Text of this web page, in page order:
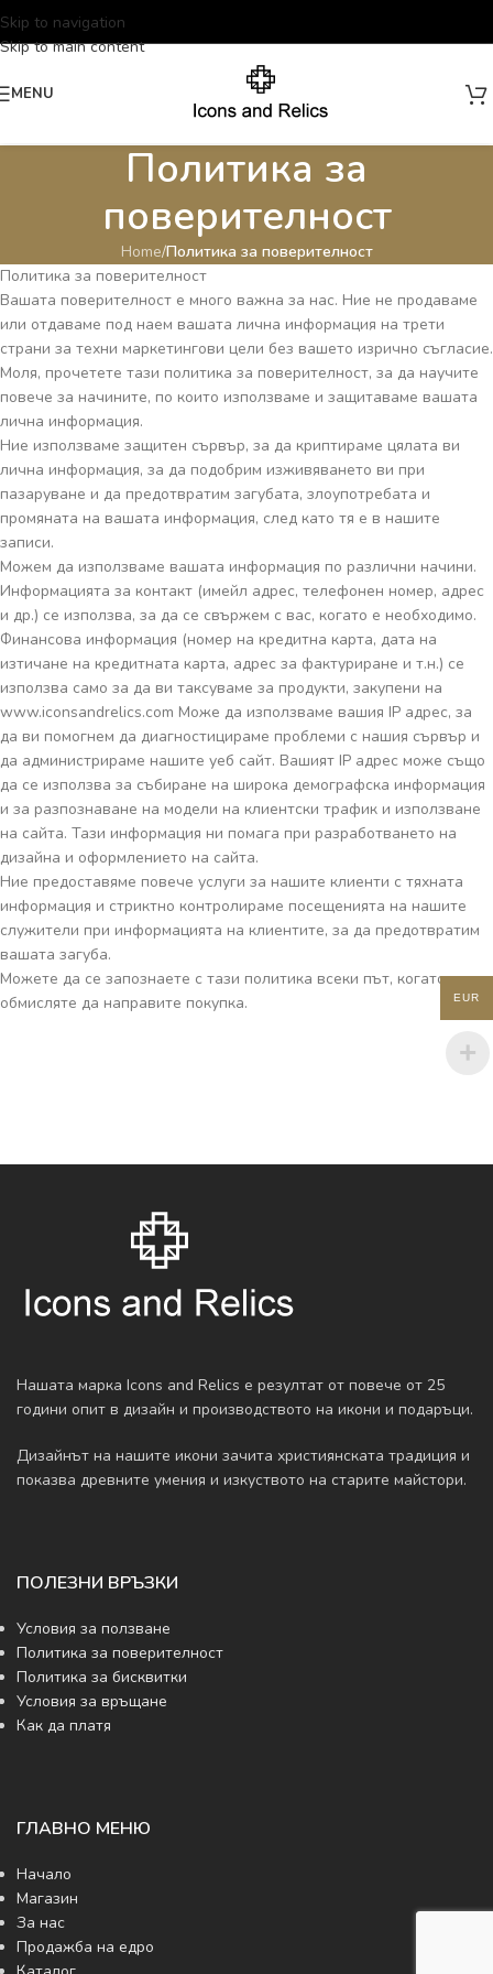
Skip to navigation
Skip to main content
MENU
Политика за
поверителност
Home/Политика за поверителност
Политика за поверителност
Вашата поверителност е много важна за нас. Ние не продаваме
или отдаваме под наем вашата лична информация на трети
страни за техни маркетингови цели без вашето изрично съгласие.
Моля, прочетете тази политика за поверителност, за да научите
повече за начините, по които използваме и защитаваме вашата
лична информация.
Ние използваме защитен сървър, за да криптираме цялата ви
лична информация, за да подобрим изживяването ви при
пазаруване и да предотвратим загубата, злоупотребата и
промяната на вашата информация, след като тя е в нашите
записи.
Можем да използваме вашата информация по различни начини.
Информацията за контакт (имейл адрес, телефонен номер, адрес
и др.) се използва, за да се свържем с вас, когато е необходимо.
Финансова информация (номер на кредитна карта, дата на
изтичане на кредитната карта, адрес за фактуриране и т.н.) се
използва само за да ви таксуваме за продукти, закупени на
www.iconsandrelics.com Може да използваме вашия IP адрес, за
да ви помогнем да диагностицираме проблеми с нашия сървър и
да администрираме нашите уеб сайт. Вашият IP адрес може също
да се използва за събиране на широка демографска информация
и за разпознаване на модели на клиентски трафик и използване
на сайта. Тази информация ни помага при разработването на
дизайна и оформлението на сайта.
Ние предоставяме повече услуги за нашите клиенти с тяхната
информация и стриктно контролираме посещенията на нашите
служители при информацията на клиентите, за да предотвратим
вашата загуба.
Можете да се запознаете с тази политика всеки път, когато
обмисляте да направите покупка.
Нашата марка Icons and Relics е резултат от повече от 25
години опит в дизайн и производството на икони и подаръци.
Дизайнът на нашите икони зачита християнската традиция и
показва древните умения и изкуството на старите майстори.
ПОЛЕЗНИ ВРЪЗКИ
Условия за ползване
Политика за поверителност
Политика за бисквитки
Условия за връщане
Как да платя
ГЛАВНО МЕНЮ
Начало
Магазин
За нас
Продажба на едро
EUR